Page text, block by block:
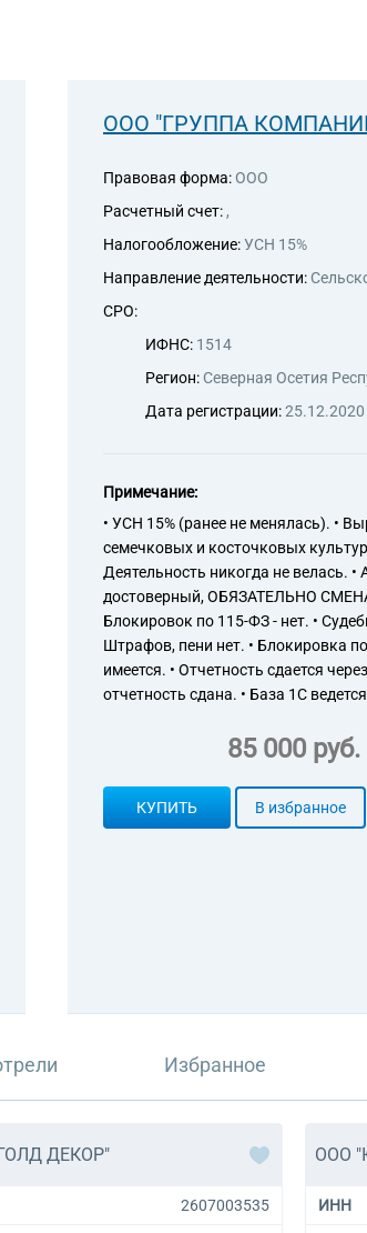
ООО "ГРУППА
Правовая форма: ООО
Расчетный счет: ,
Налогообложение:УСН 15%
Направление деятельности:
СРО:
ИФНС: 1514
Регион: Северная Осетия
Дата регистрации:25.12.2020
Примечание:
• УСН 15% (ранее не менялась). •
семечковых и косточковых
Деятельность никогда не велась. •
достоверный, ОБЯЗАТЕЛЬНО
Блокировок по 115-ФЗ - нет. •
Штрафов, пени нет. • Блокировка
имеется. • Отчетность сдается
отчетность сдана. • База 1С
85 000 руб.
КУПИТЬ В избранное
Избранное
ДЕКОР"
2607003535
ООО
ИНН